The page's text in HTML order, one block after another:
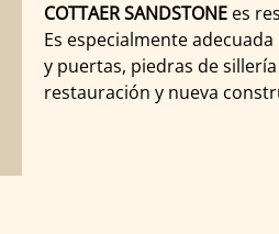
COTTAER SANDSTONE es
Es especialmente
y puertas, piedras de
restauración y nueva